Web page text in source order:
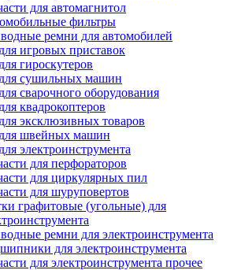
для автомагнитол
фильтры
ремни для автомобилей
игровых приставок
гироскутеров
сушильных машин
сварочного оборудования
квадрокоптеров
эксклюзивных товаров
швейных машин
электроинструмента
для перфораторов
для циркулярных пил
для шуруповертов
графитовые (угольные) для
ремни для электроинструмента
для электроинструмента
для электроинструмента прочее